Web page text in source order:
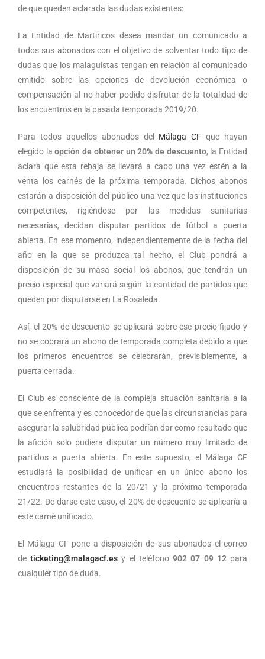
de que queden aclarada las dudas existentes:
La Entidad de Martiricos desea mandar un comunicado a
todos sus abonados con el objetivo de solventar todo tipo de
dudas que los malaguistas tengan en relación al comunicado
emitido sobre las opciones de devolución económica o
compensación al no haber podido disfrutar de la totalidad de
los encuentros en la pasada temporada 2019/20.
Para todos aquellos abonados del Málaga CF que hayan
elegido laopción de obtener un 20% de descuento, la Entidad
aclara que esta rebaja se llevará a cabo una vez estén a la
venta los carnés de la próxima temporada. Dichos abonos
estarán a disposición del público una vez que las instituciones
competentes, rigiéndose por las medidas sanitarias
necesarias, decidan disputar partidos de fútbol a puerta
abierta. En ese momento, independientemente de la fecha del
año en la que se produzca tal hecho, el Club pondrá a
disposición de su masa social los abonos, que tendrán un
precio especial que variará según la cantidad de partidos que
queden por disputarse en La Rosaleda.
Así, el 20% de descuento se aplicará sobre ese precio fijado y
no se cobrará un abono de temporada completa debido a que
los primeros encuentros se celebrarán, previsiblemente, a
puerta cerrada.
El Club es consciente de la compleja situación sanitaria a la
que se enfrenta y es conocedor de que las circunstancias para
asegurar la salubridad pública podrían dar como resultado que
la afición solo pudiera disputar un número muy limitado de
partidos a puerta abierta. En este supuesto, el Málaga CF
estudiará la posibilidad de unificar en un único abono los
encuentros restantes de la 20/21 y la próxima temporada
21/22. De darse este caso, el 20% de descuento se aplicaría a
este carné unificado.
El Málaga CF pone a disposición de sus abonados el correo
de ticketing@malagacf.es y el teléfono902 07 09 12para
cualquier tipo de duda.